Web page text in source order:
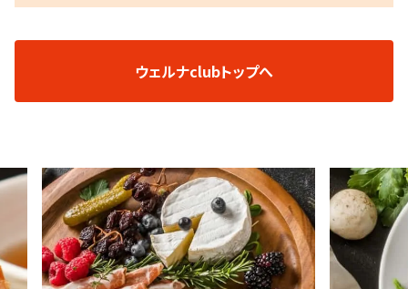
ウェルナclubトップへ